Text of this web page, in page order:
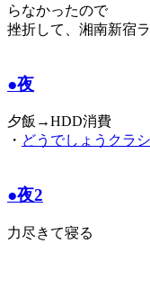
らなかったので
挫折して、湘南新宿
●夜
夕飯→HDD消費
・ どうでしょうクラ
●夜2
力尽きて寝る